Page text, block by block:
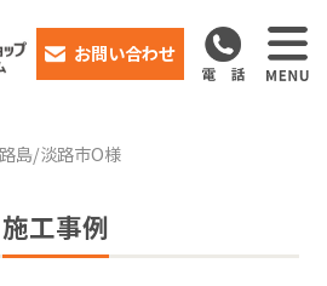
お問い合わせ
島/淡路市O様
施工事例